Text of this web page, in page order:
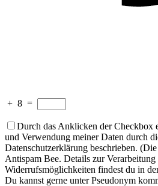
+ 8 =
Durch das Anklicken der Checkbox
und Verwendung meiner Daten durch
Datenschutzerklärung beschrieben.
Antispam Bee. Details zur
Widerrufsmöglichkeiten findest du in
Du kannst gerne unter Pseudonym